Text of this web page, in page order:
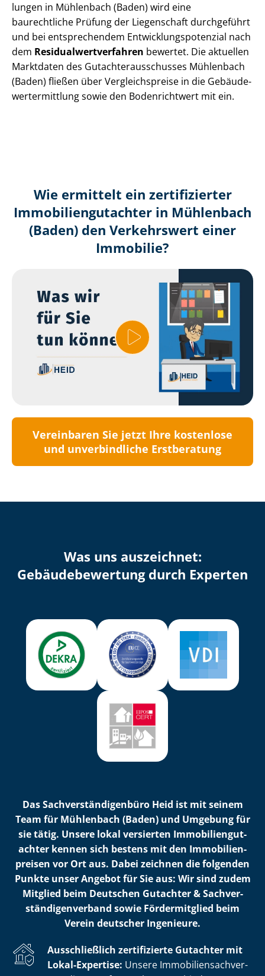
lun­gen in Mühlenbach (Baden) wird eine
baurechtliche Prüfung der Liegenschaft durchgeführt
und bei entsprechendem Ent­wick­lungs­po­ten­zi­al nach
dem Re­si­du­al­wert­ver­fah­ren bewertet. Die aktuellen
Marktdaten des Gut­ach­ter­aus­schus­ses Mühlenbach
(Baden) fließen über Ver­gleichs­prei­se in die Ge­bäu­de­
wert­ermitt­lung sowie den Bodenrichtwert mit ein.
Wie ermittelt ein zertifizierter
Immobilien­gutachter in Mühlenbach
(Baden) den Verkehrswert einer
Immobilie?
Vereinbaren Sie jetzt Ihre kostenlose
und unverbindliche Erstberatung
Was uns auszeichnet:
Ge­bäu­de­be­wer­tung durch Experten
Das Sach­ver­stän­di­gen­bü­ro Heid ist mit seinem
Team für Mühlenbach (Baden) und Umgebung für
sie tätig. Unsere lokal versierten Im­mo­bi­li­en­gut­
ach­ter kennen sich bestens mit den Im­mo­bi­li­en­
prei­sen vor Ort aus. Dabei zeichnen die folgenden
Punkte unser Angebot für Sie aus: Wir sind zudem
Mitglied beim Deutschen Gutachter & Sach­ver­
stän­di­gen­ver­band sowie Fördermitglied beim
Verein deutscher Ingenieure.
Ausschließlich zertifizierte Gutachter mit
Lokal-Expertise: Unsere Im­mo­bi­li­en­sach­ver­